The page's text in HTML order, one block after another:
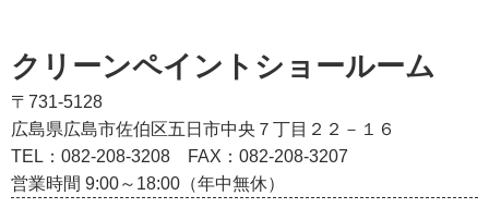
クリーンペイントショールーム
〒731-5128
広島県広島市佐伯区五日市中央７丁目２２－１６
TEL：082‐208‐3208
FAX：082-208-3207
営業時間 9:00～18:00（年中無休）